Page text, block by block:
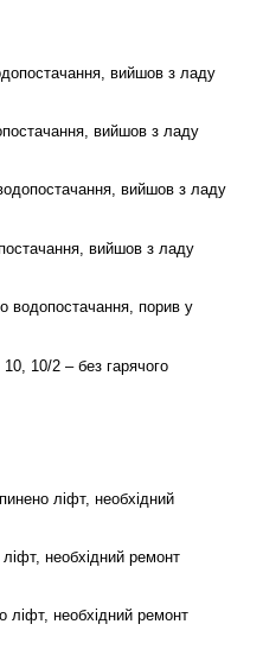
вийшов з ладу
вийшов з ладу
вийшов з ладу
вийшов з ладу
водопостачання, порив у
10/2 – без гарячого
ліфт, необхідний
необхідний ремонт
ліфт, необхідний ремонт